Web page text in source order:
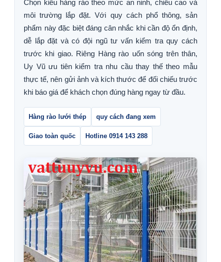
Chọn kiểu hàng rào theo mức an ninh, chiều cao và
môi trường lắp đặt. Với quy cách phổ thông, sản
phẩm này đặc biệt đáng cân nhắc khi cần độ ổn định,
dễ lắp đặt và có đội ngũ tư vấn kiểm tra quy cách
trước khi giao. Riêng Hàng rào uốn sóng trên thân,
Uy Vũ ưu tiên kiểm tra nhu cầu thay thế theo mẫu
thực tế, nên gửi ảnh và kích thước để đối chiếu trước
khi báo giá để khách chọn đúng hàng ngay từ đầu.
Hàng rào lưới thép quy cách đang xem
Giao toàn quốc Hotline 0914 143 288